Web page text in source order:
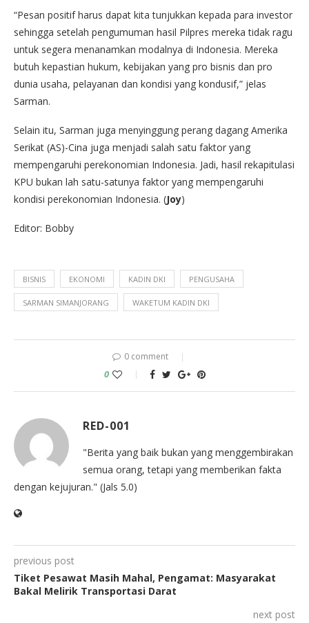
“Pesan positif harus dapat kita tunjukkan kepada para investor
sehingga setelah pengumuman hasil Pilpres mereka tidak ragu
untuk segera menanamkan modalnya di Indonesia. Mereka
butuh kepastian hukum, kebijakan yang pro bisnis dan pro
dunia usaha, pelayanan dan kondisi yang kondusif,” jelas
Sarman.
Selain itu, Sarman juga menyinggung perang dagang Amerika
Serikat (AS)-Cina juga menjadi salah satu faktor yang
mempengaruhi perekonomian Indonesia. Jadi, hasil rekapitulasi
KPU bukan lah satu-satunya faktor yang mempengaruhi
kondisi perekonomian Indonesia. (Joy)
Editor: Bobby
BISNIS EKONOMI KADIN DKI PENGUSAHA
SARMAN SIMANJORANG WAKETUM KADIN DKI
0 comment
0
RED-001
"Berita yang baik bukan yang menggembirakan
semua orang, tetapi yang memberikan fakta
dengan kejujuran." (Jals 5.0)
previous post
Tiket Pesawat Masih Mahal, Pengamat: Masyarakat
Bakal Melirik Transportasi Darat
next post